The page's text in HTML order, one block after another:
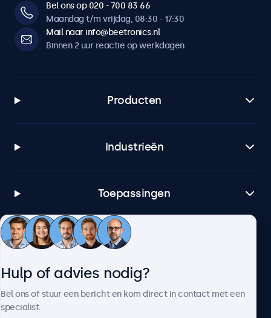
Bel ons op 020 - 700 83 66
Maandag t/m vrijdag, 08:30 - 17:30
Mail naar info@beetronics.nl
Binnen 2 uur reactie op werkdagen
Producten
Industrieën
Toepassingen
Klantenservice
Hulp of advies nodig?
Bel ons of stuur een bericht en kom direct in contact met een
specialist.